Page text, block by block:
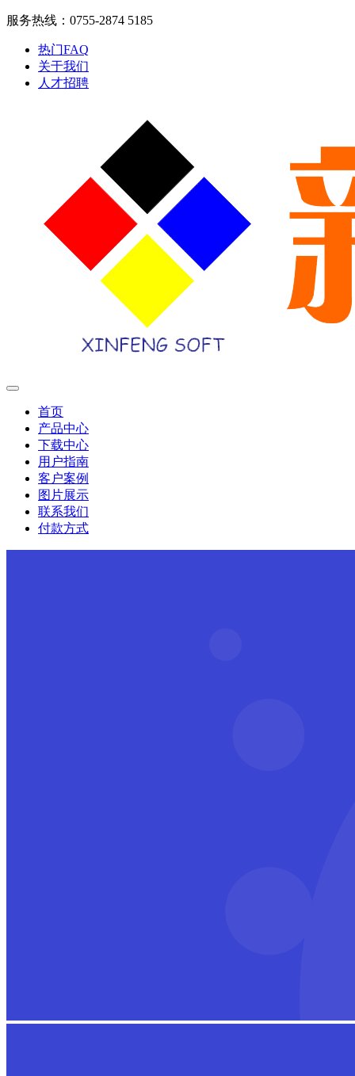
服务热线：0755-2874 5185
热门FAQ
关于我们
人才招聘
首页
产品中心
下载中心
用户指南
客户案例
图片展示
联系我们
付款方式